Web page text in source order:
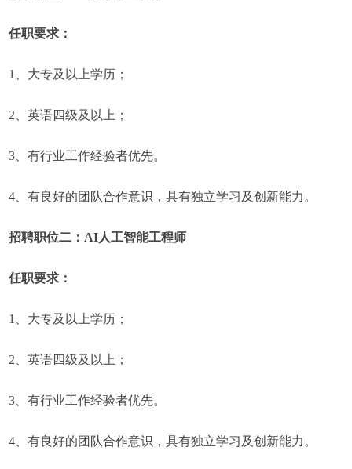
任职要求：
1、大专及以上学历；
2、英语四级及以上；
3、有行业工作经验者优先。
4、有良好的团队合作意识，具有独立学习及创新能力。
招聘职位二：AI人工智能工程师
任职要求：
1、大专及以上学历；
2、英语四级及以上；
3、有行业工作经验者优先。
4、有良好的团队合作意识，具有独立学习及创新能力。